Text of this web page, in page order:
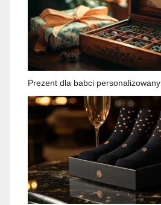
Prezent dla babci personalizowany